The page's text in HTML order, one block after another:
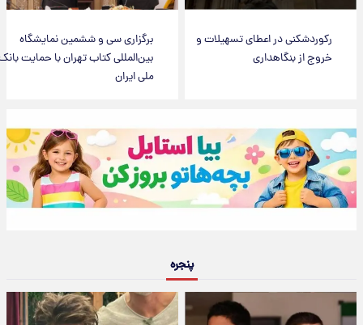
رکوردشکنی در اعطای تسهیلات و
خروج از بنگاهداری
برگزاری سی و ششمین نمایشگاه
بین‌المللی کتاب تهران با حمایت بانک
ملی ایران
پنجره